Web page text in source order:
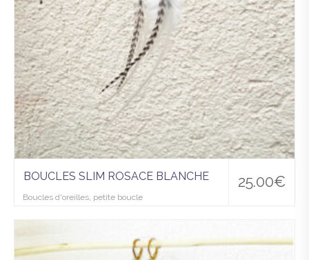
25.00€
BOUCLES SLIM ROSACE BLANCHE
Boucles d'oreilles petite boucle
uter